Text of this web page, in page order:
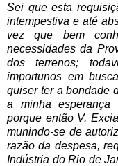
Sei que esta
intempestiva e até
vez que bem
necessidades da
dos terrenos;
importunos em
quiser ter a bondade
a minha esperança
porque então V.
munindo-se de
razão da despesa,
Indústria do Rio de